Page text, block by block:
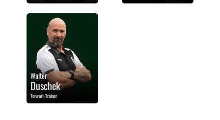
Walter
Duschek
Torwart-Trainer